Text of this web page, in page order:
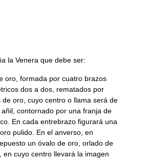
la Venera que debe ser:
oro, formada por cuatro brazos
dos a dos, rematados por
de oro, cuyo centro o llama será de
contornado por una franja de
En cada entrebrazo figurará una
pulido. En el anverso, en
un óvalo de oro, orlado de
en cuyo centro llevará la imagen